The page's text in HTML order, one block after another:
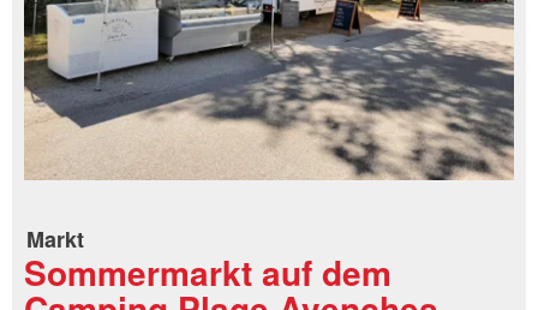
Markt
Sommermarkt auf dem